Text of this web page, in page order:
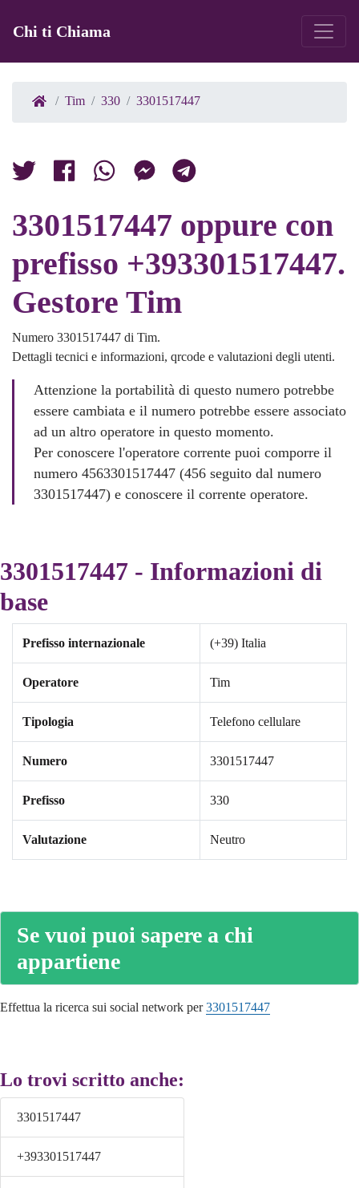
Chi ti Chiama
Tim 330 3301517447
3301517447 oppure con
prefisso +393301517447.
Gestore Tim
Numero 3301517447 di Tim.
Dettagli tecnici e informazioni, qrcode e valutazioni degli utenti.
Attenzione la portabilità di questo numero potrebbe
essere cambiata e il numero potrebbe essere associato
ad un altro operatore in questo momento.
Per conoscere l'operatore corrente puoi comporre il
numero 4563301517447 (456 seguito dal numero
3301517447) e conoscere il corrente operatore.
3301517447 - Informazioni di
base
Prefisso internazionale (+39) Italia
Operatore Tim
Tipologia Telefono cellulare
Numero 3301517447
Prefisso 330
Valutazione Neutro
Se vuoi puoi sapere a chi
appartiene
Effettua la ricerca sui social network per3301517447
Lo trovi scritto anche:
3301517447
+393301517447